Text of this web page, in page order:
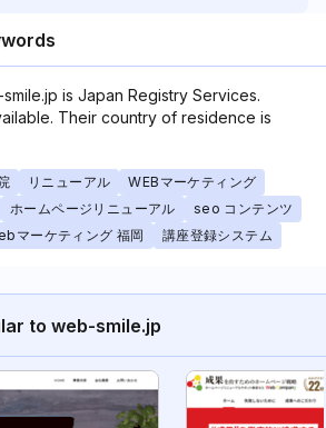
is Japan Registry Services.
Their country of residence is
リニューアル
WEBマーケティング
ホームページリニューアル
seo コンテンツ
マーケティング 福岡 講座登録システム
to web-smile.jp